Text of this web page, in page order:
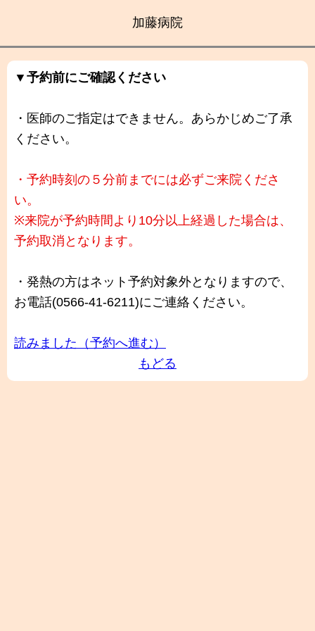
加藤病院
▼予約前にご確認ください
・医師のご指定はできません。あらかじめご了承
ください。
・予約時刻の５分前までには必ずご来院くださ
い。
※来院が予約時間より10分以上経過した場合は、
予約取消となります。
・発熱の方はネット予約対象外となりますので、
お電話(0566-41-6211)にご連絡ください。
読みました（予約へ進む）
もどる